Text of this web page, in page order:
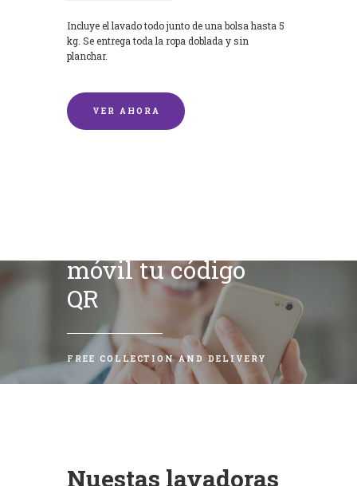
Incluye el lavado todo junto de una bolsa hasta 5
kg. Se entrega toda la ropa doblada y sin
planchar.
VER AHORA
móvil tu código
QR
FREE COLLECTION AND DELIVERY
Nuestas lavadoras